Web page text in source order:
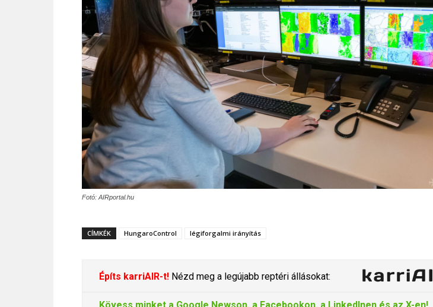
Fotó: AIRportal.hu
CÍMKÉK HungaroControl légiforgalmi irányítás
Építs karriAIR-t! Nézd meg a legújabb reptéri állásokat: